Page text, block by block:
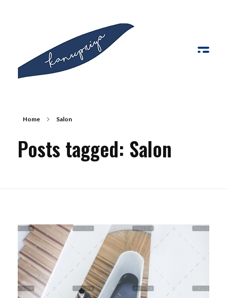
Home Salon
Posts tagged: Salon